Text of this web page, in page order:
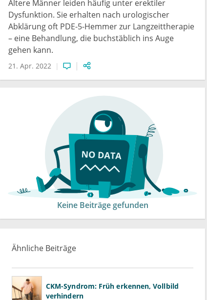
Ältere Männer leiden häufig unter erektiler
Dysfunktion. Sie erhalten nach urologischer
Abklärung oft PDE-5-Hemmer zur Langzeittherapie
– eine Behandlung, die buchstäblich ins Auge
gehen kann.
21. Apr. 2022
Keine Beiträge gefunden
Ähnliche Beiträge
CKM-Syndrom: Früh erkennen, Vollbild
verhindern